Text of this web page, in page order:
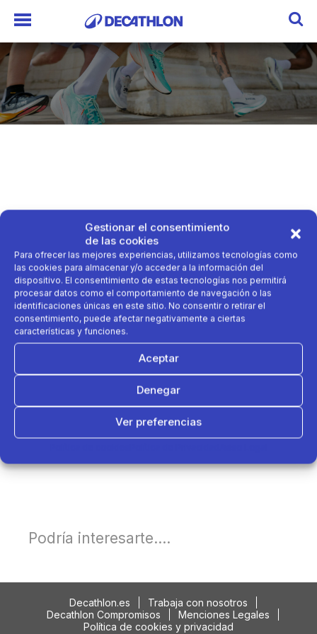
Gestionar el consentimiento
de las cookies
Para ofrecer las mejores experiencias, utilizamos tecnologías como
las cookies para almacenar y/o acceder a la información del
dispositivo. El consentimiento de estas tecnologías nos permitirá
procesar datos como el comportamiento de navegación o las
identificaciones únicas en este sitio. No consentir o retirar el
consentimiento, puede afectar negativamente a ciertas
características y funciones.
Aceptar
Denegar
Ver preferencias
Podría interesarte....
Decathlon.es
Trabaja con nosotros
Decathlon Compromisos
Menciones Legales
Política de cookies y privacidad